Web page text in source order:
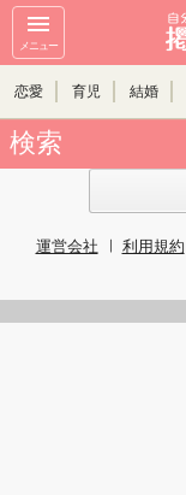
メニュー
恋愛 育児 結婚
検索
運営会社 利用規約